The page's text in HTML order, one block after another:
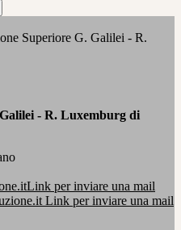
Superiore G. Galilei - R.
- R. Luxemburg di
Link per inviare una mail
Link per inviare una mail